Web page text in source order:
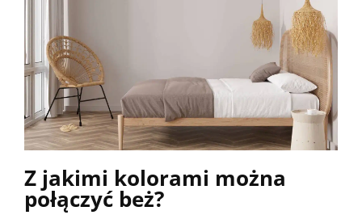
Z jakimi kolorami można
połączyć beż?